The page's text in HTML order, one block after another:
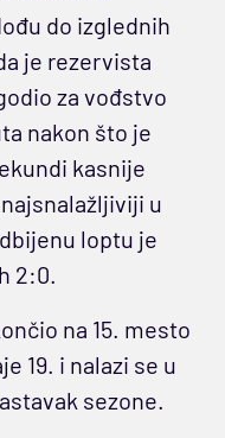
do izglednih
je rezervista
za vođstvo
nakon što je
kasnije
u
loptu je
2:0.
na 15. mesto
19. i nalazi se u
sezone.